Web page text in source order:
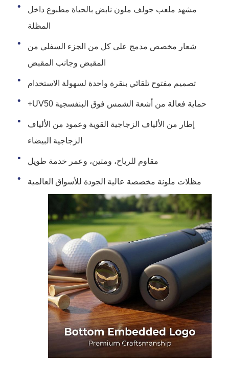
مشهد ملعب جولف ملون نابض بالحياة مطبوع داخل
المظلة
شعار مخصص مدمج على كل من الجزء السفلي من
المقبض وجانب المقبض
تصميم مفتوح تلقائي بنقرة واحدة لسهولة الاستخدام
حماية فعالة من أشعة الشمس فوق البنفسجية UV50+
إطار من الألياف الزجاجية القوية وعمود من الألياف
الزجاجية البيضاء
مقاوم للرياح، ومتين، وعمر خدمة طويل
مظلات ملونة مخصصة عالية الجودة للأسواق العالمية